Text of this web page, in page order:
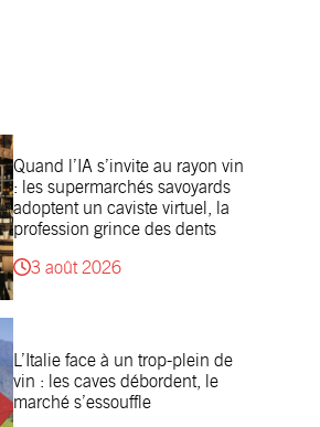
Quand l’IA s’invite au rayon vin
: les supermarchés savoyards
adoptent un caviste virtuel, la
profession grince des dents
3 août 2026
L’Italie face à un trop-plein de
vin : les caves débordent, le
marché s’essouffle